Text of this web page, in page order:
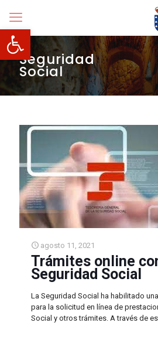
Abrir barra de herramientas
Seguridad
Social
agosto 11, 2021
Trámites online
Seguridad Social
La Seguridad Social ha habilitado
para la solicitud en línea de
Social y otros trámites. A través de